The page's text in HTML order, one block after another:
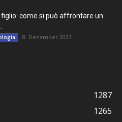
figlio: come si può affrontare un
8. Dezember 2023
1287
1265